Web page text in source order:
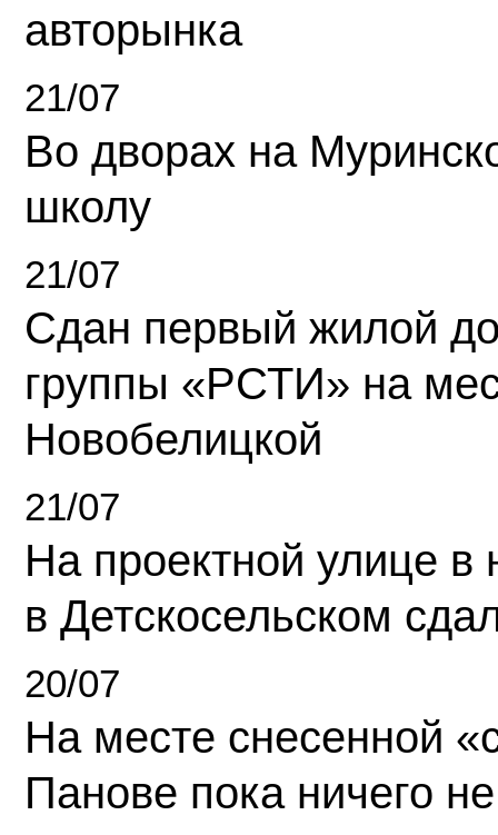
авторынка
21/07
Во дворах на
школу
21/07
Сдан первый жилой
группы «РСТИ» на
Новобелицкой
21/07
На проектной улице
в Детскосельском
20/07
На месте снесенной
Панове пока ничего